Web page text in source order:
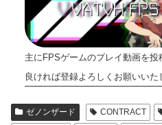
主にFPSゲームのプレイ動画を投
良ければ登録よろしくお願いいた
ゼノンザード CONTRACT